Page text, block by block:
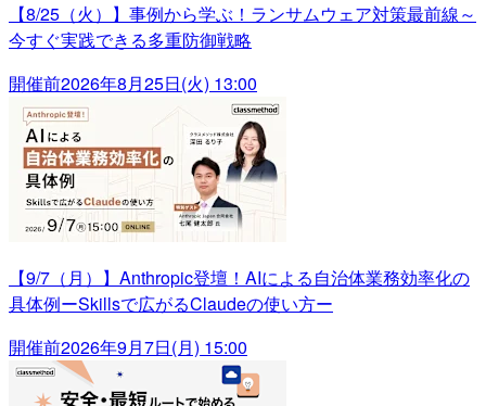
【8/25（火）】事例から学ぶ！ランサムウェア対策最前線～
今すぐ実践できる多重防御戦略
開催前2026年8月25日(火) 13:00
【9/7（月）】Anthropic登壇！AIによる自治体業務効率化の
具体例ーSkillsで広がるClaudeの使い方ー
開催前2026年9月7日(月) 15:00